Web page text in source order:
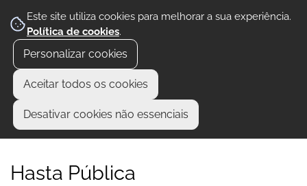
Este site utiliza cookies para melhorar a sua experiência.
Política de cookies.
Personalizar cookies
Aceitar todos os cookies
Desativar cookies não essenciais
Hasta Pública